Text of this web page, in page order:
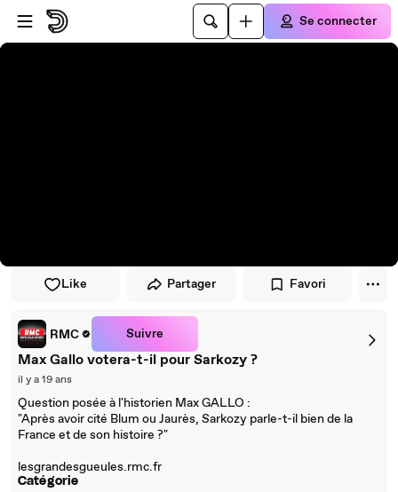
Passer au player
Passer au contenu principal
Se connecter
Like Partager Favori
RMC Suivre
Max Gallo votera-t-il pour Sarkozy ?
il y a 19 ans
Question posée à l'historien Max GALLO :
"Après avoir cité Blum ou Jaurès, Sarkozy parle-t-il bien de la
France et de son histoire ?"
lesgrandesgueules.rmc.fr
Catégorie